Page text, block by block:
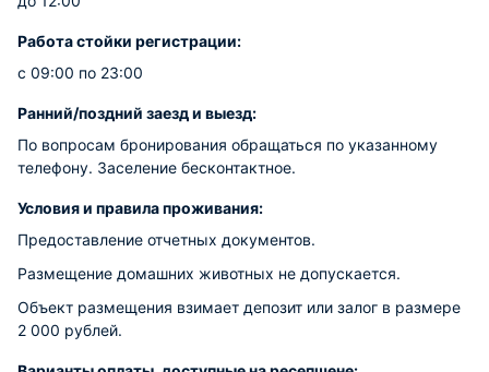
Работа стойки регистрации:
с 09:00 по 23:00
Ранний/поздний заезд и выезд:
По вопросам бронирования обращаться по указанному
телефону. Заселение бесконтактное.
Условия и правила проживания:
Предоставление отчетных документов.
Размещение домашних животных не допускается.
Объект размещения взимает депозит или залог в размере
2 000 рублей.